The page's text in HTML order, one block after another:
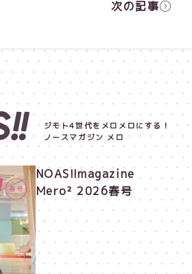
次の記事
ジモト4世代をメロメロにする！
ノースマガジン メロ
NOAS!!magazine
Mero² 2026春号